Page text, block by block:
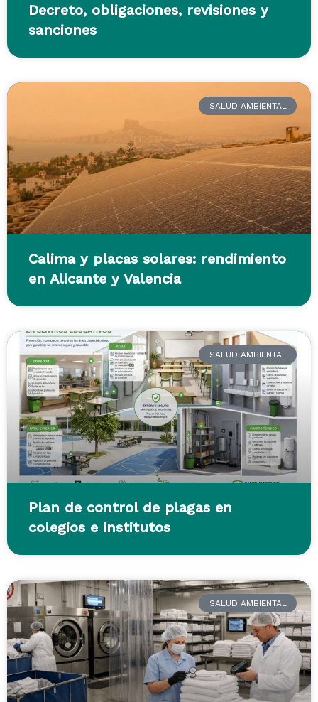
Decreto, obligaciones, revisiones y
sanciones
SALUD AMBIENTAL
Calima y placas solares: rendimiento
en Alicante y Valencia
SALUD AMBIENTAL
Plan de control de plagas en
colegios e institutos
SALUD AMBIENTAL